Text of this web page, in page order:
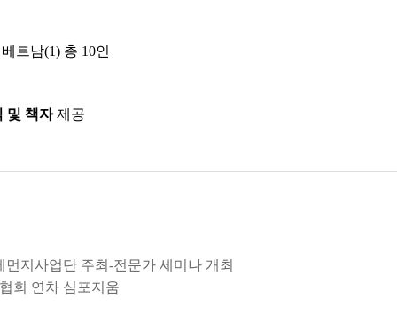
트남(1) 총 10인
및 책자제공
지사업단 주최-전문가 세미나 개최
회 연차 심포지움